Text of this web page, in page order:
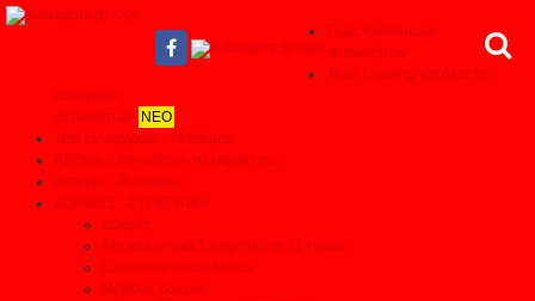
Τιμές Καινούριων
αυτοκινήτων
Τιμές Leasing για όλες τις
κατηγορίες
αυτοκινήτων ΝΕΟ
Test Συνεργείων - Το θαύμα!
Αξίζουν ή δεν αξίζουν τα λεφτά τους
Απόψεις - Αναλύσεις
ΔΟΚΙΜΕΣ - ΣΥΓΚΡΙΤΙΚΑ
Δοκιμές
Αποκαλυπτικά Συγκριτικά σε 11 τομείς
Συγκριτικά αυτοκινήτων
Μεγάλες δοκιμές